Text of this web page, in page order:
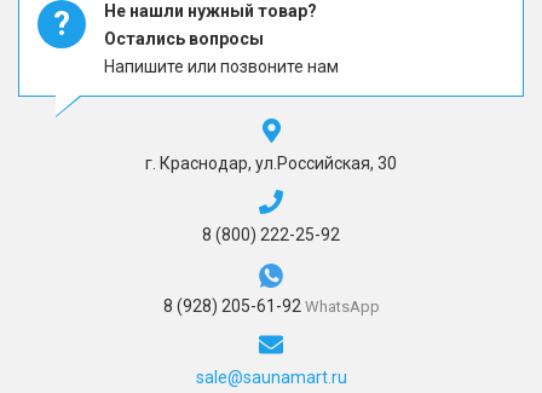
?
Не нашли нужный товар?
Остались вопросы
Напишите или позвоните нам
г. Краснодар, ул.Российская, 30
8 (800) 222-25-92
8 (928) 205-61-92 WhatsApp
sale@saunamart.ru